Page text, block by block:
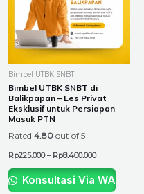
Bimbel UTBK SNBT
Bimbel UTBK SNBT di
Balikpapan – Les Privat
Eksklusif untuk Persiapan
Masuk PTN
Rated 4.80 out of 5
Rp225.000 – Rp8.400.000
variants.
The
may
chosen
on
the
Konsultasi Via WA